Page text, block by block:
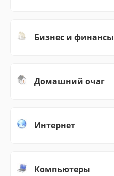
Бизнес и финансы
Домашний очаг
Интернет
Компьютеры